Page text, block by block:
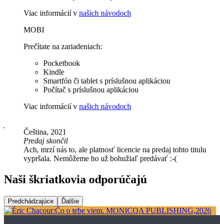
Viac informácií v našich návodoch
MOBI
Prečítate na zariadeniach:
Pocketbook
Kindle
Smartfón či tablet s príslušnou aplikáciou
Počítač s príslušnou aplikáciou
Viac informácií v našich návodoch
Čeština, 2021
Predaj skončil
Ach, mrzí nás to, ale platnosť licencie na predaj tohto titulu
vypršala. Nemôžeme ho už bohužiaľ predávať :-(
Naši škriatkovia odporúčajú
Predchádzajúce Ďalšie